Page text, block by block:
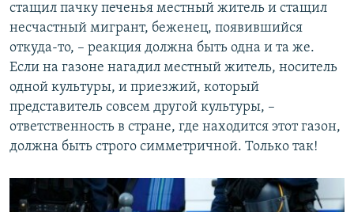
стащил пачку печенья местный житель и стащил
несчастный мигрант, беженец, появившийся
откуда-то, – реакция должна быть одна и та же.
Если на газоне нагадил местный житель, носитель
одной культуры, и приезжий, который
представитель совсем другой культуры, –
ответственность в стране, где находится этот газон,
должна быть строго симметричной. Только так!